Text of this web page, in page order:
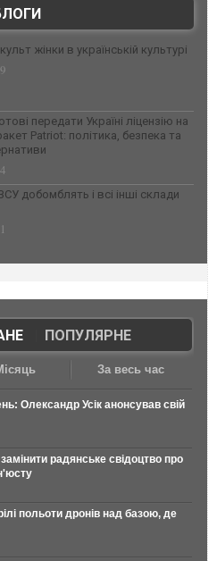
жінки в українській культурі
передати Україні ліцензію на
Patriot: політика, безпека та
добомблять і всі інші склади
| ПОПУЛЯРНЕ
За весь час
Олександр Усік анонсував свій
радянське свідоцтво про
польоти дронів над базою, де